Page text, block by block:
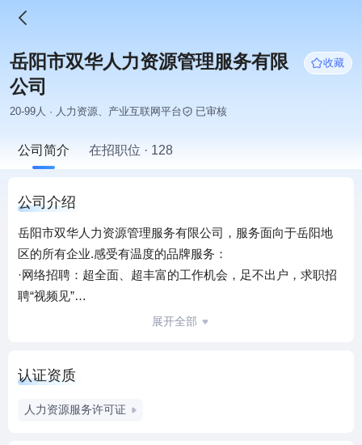
岳阳市双华人力资源管理服务有限
公司
收藏
20-99人 · 人力资源、产业互联网平台 已审核
公司简介 在招职位 · 128
公司介绍
岳阳市双华人力资源管理服务有限公司，服务面向于岳阳地
区的所有企业.感受有温度的品牌服务：
·网络招聘：超全面、超丰富的工作机会，足不出户，求职招
聘“视频见”…
我们期待：
驰骋多年身经百战的你；初出茅庐充满干劲的你；寻求转型
展开全部
认证资质
人力资源服务许可证